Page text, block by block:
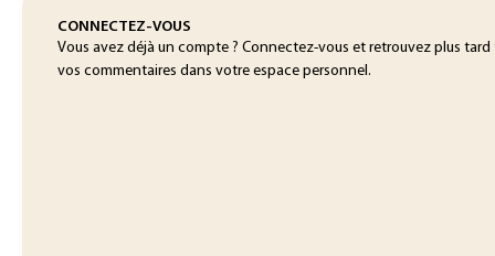
CONNECTEZ-VOUS
Vous avez déjà un compte ? Connectez-vous et retrouvez plus tard
vos commentaires dans votre espace personnel.